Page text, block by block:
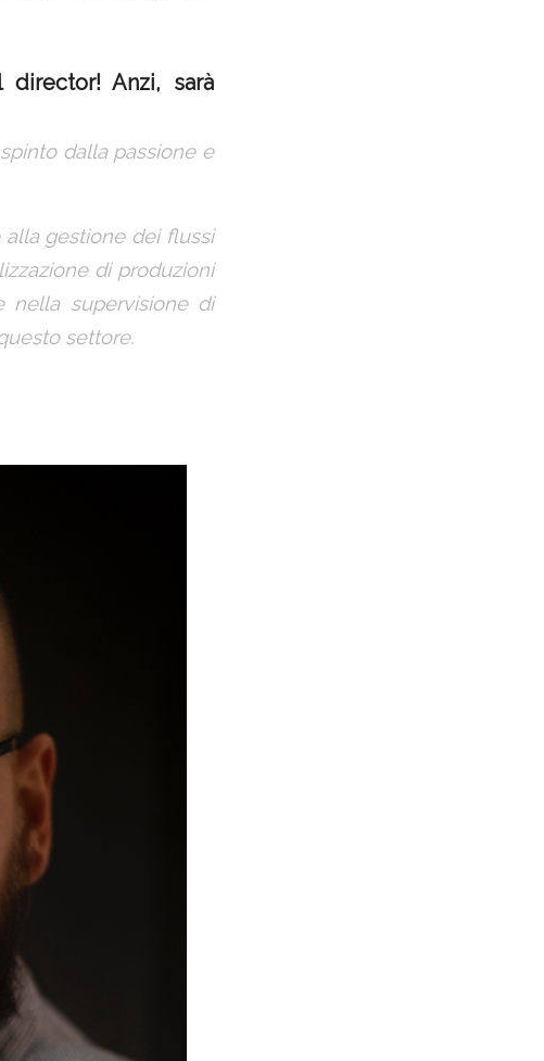
director! Anzi, sarà
dalla passione e
gestione dei flussi
di produzioni
nella supervisione di
settore.